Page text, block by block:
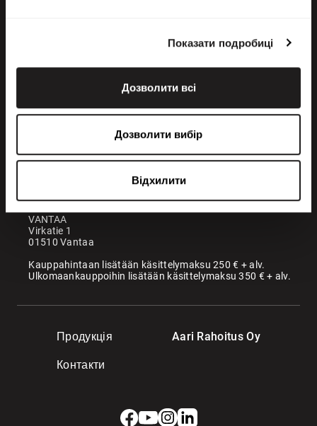
Показати подробиці
Дозволити всі
Дозволити вибір
Відхилити
Продукція Aari Rahoitus Oy
Контакти
+358 200 70070
Офіс
VANTAA
Virkatie 1
01510 Vantaa
Kauppahintaan lisätään käsittelymaksu 250 € + alv.
Ulkomaankauppoihin lisätään käsittelymaksu 350 € + alv.